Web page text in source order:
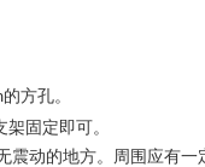
的方孔。
固定即可。
震动的地方。周围应有